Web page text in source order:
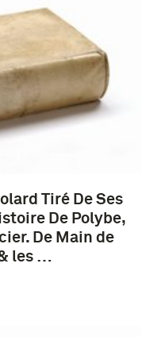
Tiré De Ses
De Polybe,
De Main de
les …